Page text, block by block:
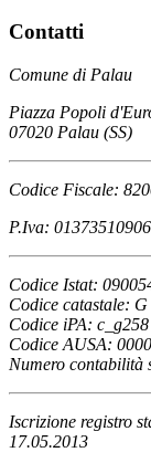
Contatti
Comune di Palau
Piazza Popoli
07020 Palau (SS)
Codice Fiscale:
P.Iva: 01373510906
Codice Istat:
Codice catastale:
Codice iPA: c_g258
Codice AUSA:
Numero contabilità
Iscrizione registro
17.05.2013